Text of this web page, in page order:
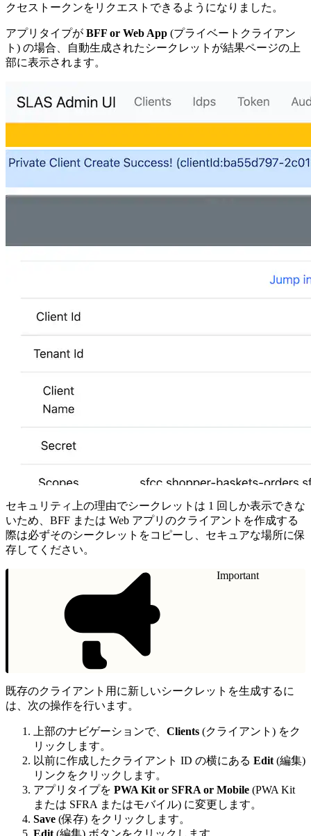
クセストークンをリクエストできるようになりました。
アプリタイプが BFF or Web App (プライベートクライアン
ト) の場合、自動生成されたシークレットが結果ページの上
部に表示されます。
セキュリティ上の理由でシークレットは 1 回しか表示できな
いため、BFF または Web アプリのクライアントを作成する
際は必ずそのシークレットをコピーし、セキュアな場所に保
存してください。
Important
既存のクライアント用に新しいシークレットを生成するに
は、次の操作を行います。
上部のナビゲーションで、 Clients (クライアント) をク
リックします。
以前に作成したクライアント ID の横にある Edit (編集)
リンクをクリックします。
アプリタイプを PWA Kit or SFRA or Mobile (PWA Kit
または SFRA またはモバイル) に変更します。
Save (保存) をクリックします。
Edit (編集) ボタンをクリックします。